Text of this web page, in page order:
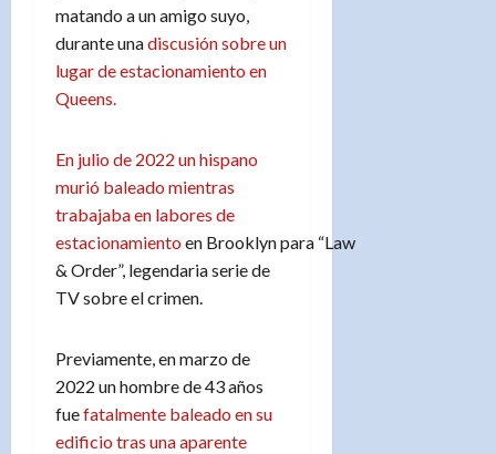
matando a un amigo suyo,
durante unadiscusión sobre un
lugar de estacionamiento en
Queens.
En julio de 2022 un hispano
murió baleado mientras
trabajaba en labores de
estacionamiento en Brooklyn para “Law
& Order”, legendaria serie de
TV sobre el crimen.
Previamente, en marzo de
2022 un hombre de 43 años
fuefatalmente baleado en su
edificio tras una aparente